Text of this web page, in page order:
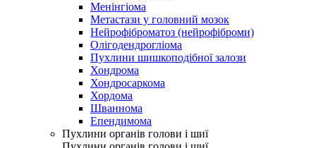
Менінгіома
Метастази у головний мозок
Нейрофіброматоз (нейрофіброми)
Олігодендрогліома
Пухлини шишкоподібної залози
Хондрома
Хондросаркома
Хордома
Шваннома
Епендимома
Пухлини органів голови і шиї